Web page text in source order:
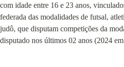
com idade entre 16 e 23 anos,
federada das modalidades de futsal,
judô, que disputam competições da
disputado nos últimos 02 anos (2024